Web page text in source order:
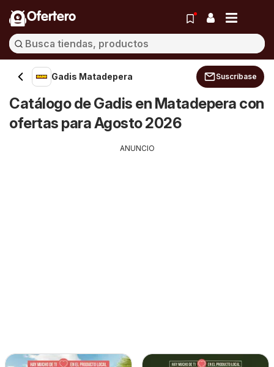
Ofertero
Gadis Matadepera Suscríbase
Catálogo de Gadis en Matadepera con
ofertas para Agosto 2026
ANUNCIO